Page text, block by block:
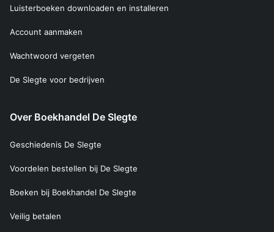
Luisterboeken downloaden en installeren
Account aanmaken
Wachtwoord vergeten
De Slegte voor bedrijven
Over Boekhandel De Slegte
Geschiedenis De Slegte
Voordelen bestellen bij De Slegte
Boeken bij Boekhandel De Slegte
Veilig betalen